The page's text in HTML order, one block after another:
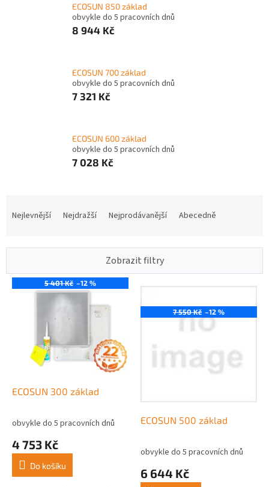
ECOSUN 850 základ
obvykle do 5 pracovních dnů
8 944 Kč
ECOSUN 700 základ
obvykle do 5 pracovních dnů
7 321 Kč
ECOSUN 600 základ
obvykle do 5 pracovních dnů
7 028 Kč
p
Nejlevnější Nejdražší Nejprodávanější Abecedně
Zobrazit filtry
V
5 401 Kč –12 %
ECOSUN 300 základ
obvykle do 5 pracovních dnů
4 753 Kč
Do košíku
7 550 Kč –12 %
ECOSUN 500 základ
obvykle do 5 pracovních dnů
6 644 Kč